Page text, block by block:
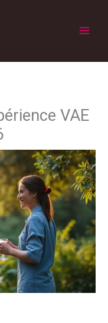
Menu
VAE